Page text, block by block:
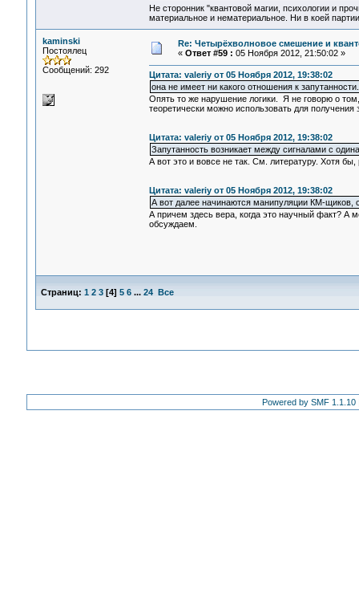
Не сторонник "квантовой магии, психологии и
материальное и нематериальное. Ни в коей
kaminski
Постоялец
Сообщений: 292
Re: Четырёхволновое смешение и
« Ответ #59 : 05 Ноября 2012, 21:50:02 »
Цитата: valeriy от 05 Ноября 2012, 19:38:02
она не имеет ни какого отношения к запутанности.
Опять то же нарушение логики. Я не говорю о
теоретически можно использовать для
Цитата: valeriy от 05 Ноября 2012, 19:38:02
Запутанность возникает между сигналами с
А вот это и вовсе не так. См. литературу. Хотя
Цитата: valeriy от 05 Ноября 2012, 19:38:02
А вот далее начинаются манипуляции КМ-щиков,
А причем здесь вера, когда это научный факт? А
обсуждаем.
Страниц: 1 2 3[4] 5 6 ... 24 Все
Powered by SMF 1.1.10